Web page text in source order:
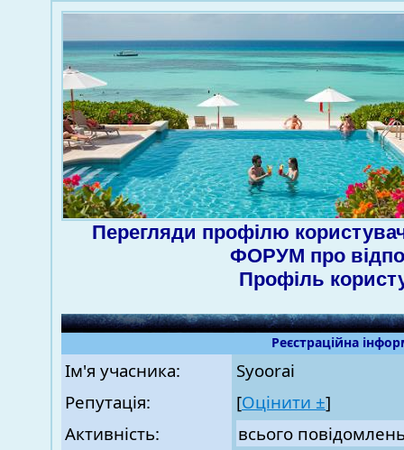
Перегляди профілю
ФОРУМ про
Профіль
Реєстраційна
Ім'я учасника:
Syoorai
Репутація:
[Оцінити ±]
Активність:
всього